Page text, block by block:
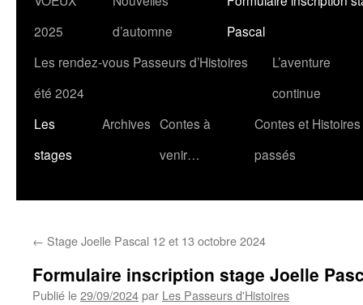
2025
d’automne
Pascal
Les rendez-vous Passeurs d’Histoires
été 2024
L’aventure
continue
Les
stages
Archives Contes à
venir…
Contes et Histoires
passés
← Stage Joelle Pascal 12 et 13 octobre 2024
Formulaire inscription stage Joelle
Publié le29/09/2024par Les Passeurs d'Histoires